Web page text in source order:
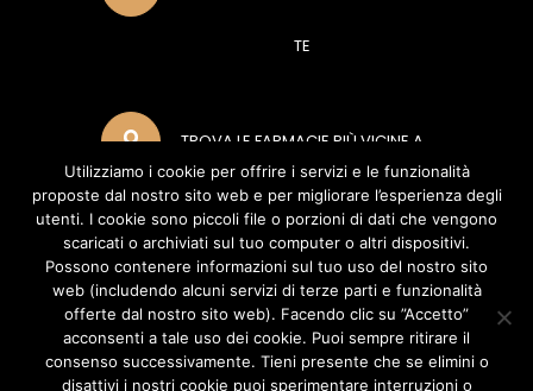
TE
TROVA LE FARMACIE PIÙ VICINE A
TE
METODI DI PAGAMENTO
Utilizziamo i cookie per offrire i servizi e le funzionalità
proposte dal nostro sito web e per migliorare l’esperienza degli
utenti. I cookie sono piccoli file o porzioni di dati che vengono
scaricati o archiviati sul tuo computer o altri dispositivi.
Possono contenere informazioni sul tuo uso del nostro sito
web (includendo alcuni servizi di terze parti e funzionalità
offerte dal nostro sito web). Facendo clic su ”Accetto”
acconsenti a tale uso dei cookie. Puoi sempre ritirare il
consenso successivamente. Tieni presente che se elimini o
disattivi i nostri cookie puoi sperimentare interruzioni o